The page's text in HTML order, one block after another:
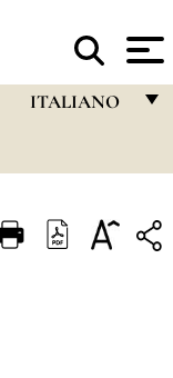
ITALIANO
ITALIANO